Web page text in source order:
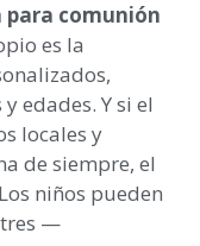
para comunión
es la
edades. Y si el
locales y
de siempre, el
niños pueden
—